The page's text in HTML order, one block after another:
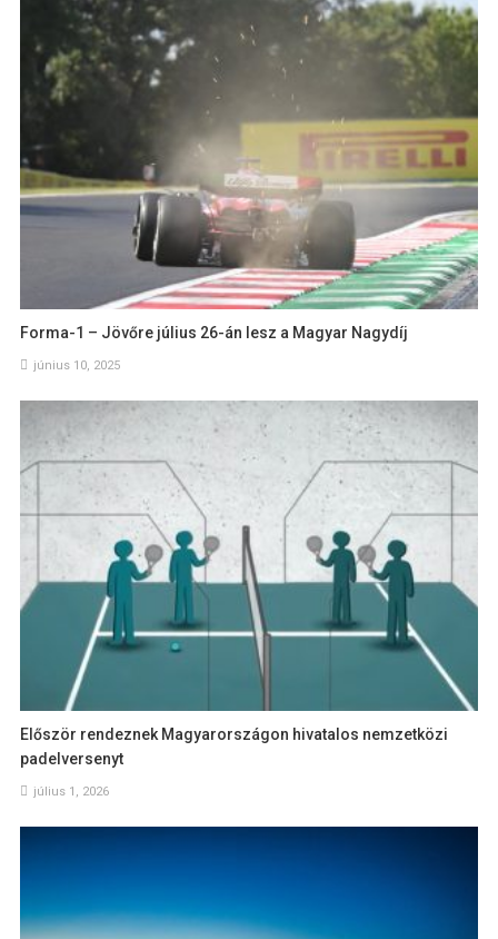
Forma-1 – Jövőre július 26-án lesz a Magyar Nagydíj
június 10, 2025
Először rendeznek Magyarországon hivatalos nemzetközi
padelversenyt
július 1, 2026